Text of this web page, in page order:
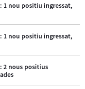
1 nou positiu ingressat,
1 nou positiu ingressat,
2 nous positius